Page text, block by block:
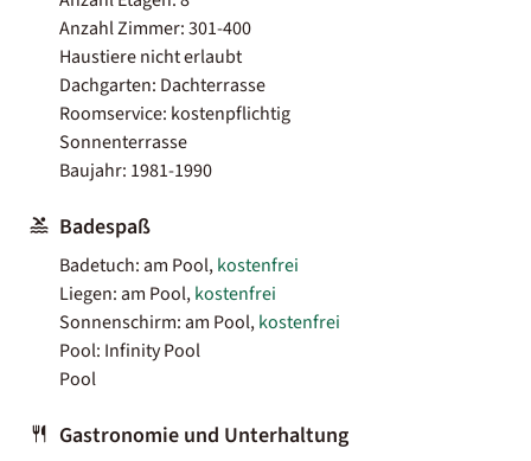
Anzahl Zimmer: 301-400
Haustiere nicht erlaubt
Dachgarten: Dachterrasse
Roomservice: kostenpflichtig
Sonnenterrasse
Baujahr: 1981-1990
Badespaß
Badetuch: am Pool,kostenfrei
Liegen: am Pool,kostenfrei
Sonnenschirm: am Pool,kostenfrei
Pool: Infinity Pool
Pool
Gastronomie und Unterhaltung